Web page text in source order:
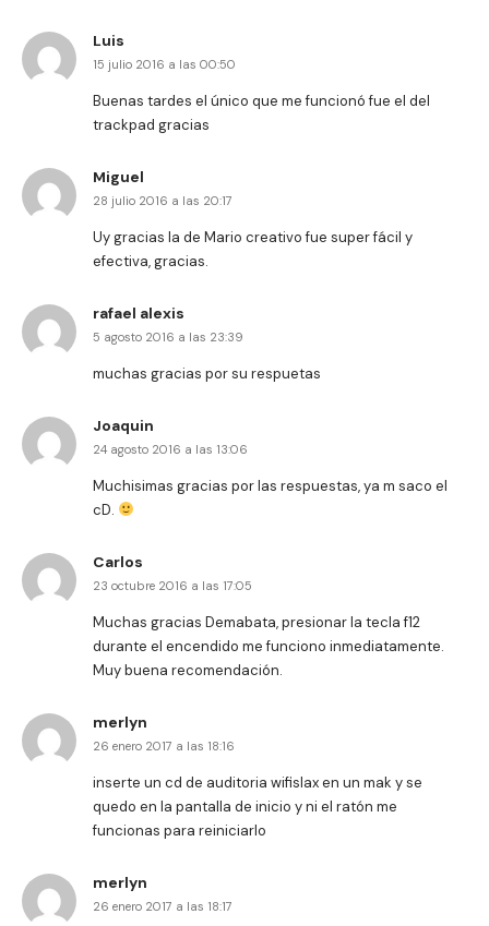
Luis
15 julio 2016 a las 00:50
Buenas tardes el único que me funcionó fue el del
trackpad gracias
Miguel
28 julio 2016 a las 20:17
Uy gracias la de Mario creativo fue super fácil y
efectiva, gracias.
rafael alexis
5 agosto 2016 a las 23:39
muchas gracias por su respuetas
Joaquin
24 agosto 2016 a las 13:06
Muchisimas gracias por las respuestas, ya m saco el
cD.
Carlos
23 octubre 2016 a las 17:05
Muchas gracias Demabata, presionar la tecla f12
durante el encendido me funciono inmediatamente.
Muy buena recomendación.
merlyn
26 enero 2017 a las 18:16
inserte un cd de auditoria wifislax en un mak y se
quedo en la pantalla de inicio y ni el ratón me
funcionas para reiniciarlo
merlyn
26 enero 2017 a las 18:17